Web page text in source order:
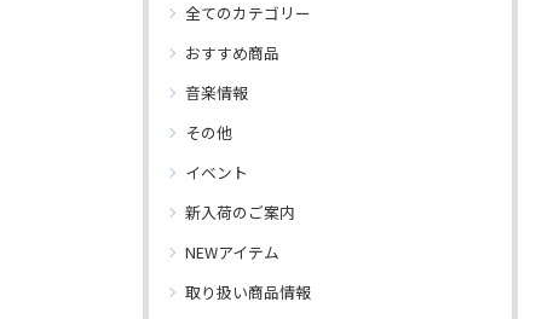
全てのカテゴリー
おすすめ商品
音楽情報
その他
イベント
新入荷のご案内
NEWアイテム
取り扱い商品情報